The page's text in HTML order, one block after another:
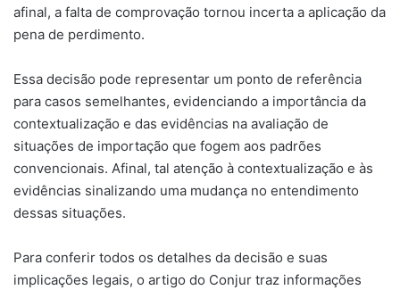
afinal, a falta de comprovação tornou incerta a aplicação da
pena de perdimento.
Essa decisão pode representar um ponto de referência
para casos semelhantes, evidenciando a importância da
contextualização e das evidências na avaliação de
situações de importação que fogem aos padrões
convencionais. Afinal, tal atenção à contextualização e às
evidências sinalizando uma mudança no entendimento
dessas situações.
Para conferir todos os detalhes da decisão e suas
implicações legais, o artigo do Conjur traz informações